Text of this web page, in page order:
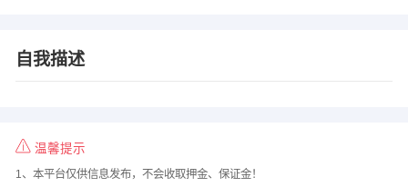
自我描述
温馨提示
1、本平台仅供信息发布，不会收取押金、保证金！